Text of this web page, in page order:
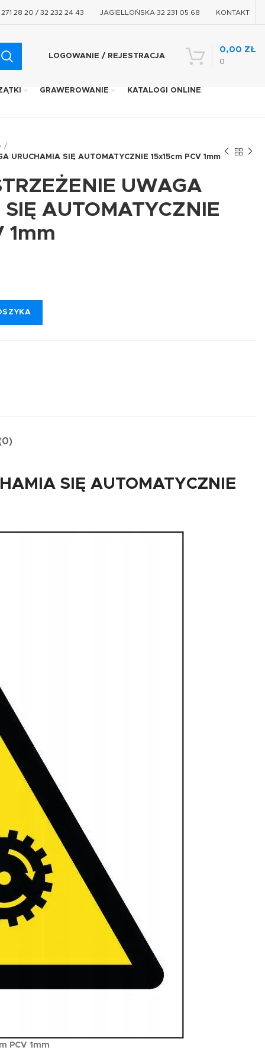
28 20 / 32 232 24 43 JAGIELLOŃSKA 32 231 05 68 KONTAKT
LOGOWANIE / REJESTRACJA
0
0,00 ZŁ
GRAWEROWANIE KATALOGI ONLINE
URUCHAMIA SIĘ AUTOMATYCZNIE 15x15cm PCV 1mm
UWAGA
AUTOMATYCZNIE
1mm
SIĘ AUTOMATYCZNIE
PCV 1mm